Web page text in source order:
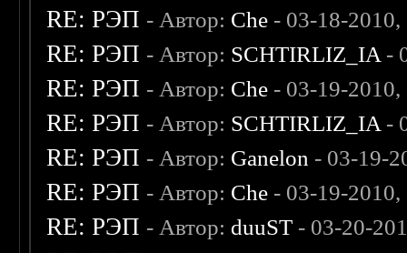
RE: РЭП - Автор: Che - 03-18-
RE: РЭП - Автор: SCHTIRLIZ_IA -
RE: РЭП - Автор: Che - 03-19-
RE: РЭП - Автор: SCHTIRLIZ_IA -
RE: РЭП - Автор: Ganelon - 03-19-
RE: РЭП - Автор: Che - 03-19-
RE: РЭП - Автор: duuST - 03-20-